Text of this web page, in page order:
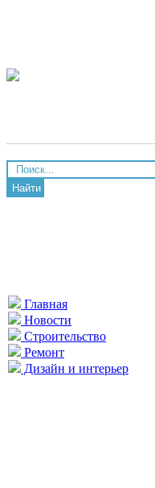
Найти
Главная
Новости
Строительство
Ремонт
Дизайн и интерьер